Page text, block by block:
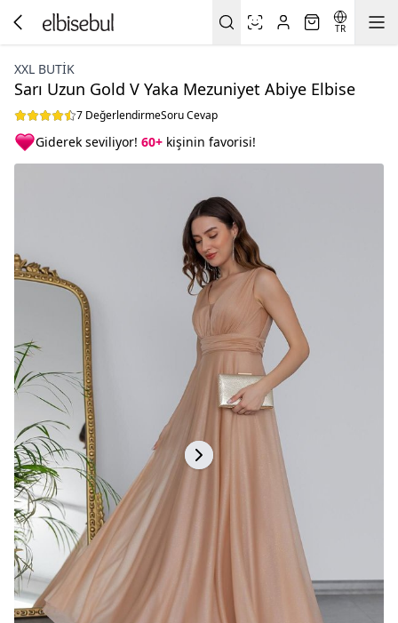
TR
XXL BUTİK
Sarı Uzun Gold V Yaka Mezuniyet Abiye Elbise
7 DeğerlendirmeSoru Cevap
Giderek seviliyor! 60+ kişinin favorisi!